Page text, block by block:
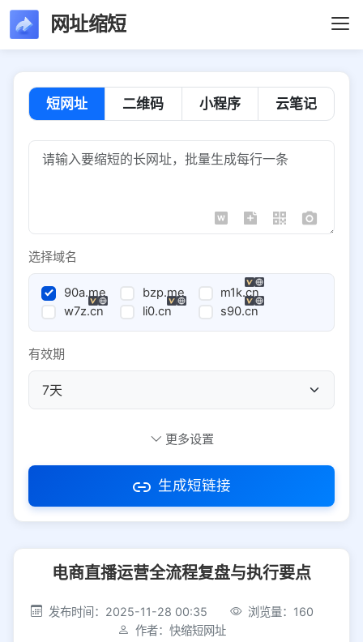
网址缩短
短网址 二维码 小程序 云笔记
选择域名
90a.me bzp.me
m1k.cn
w7z.cn
li0.cn s90.cn
有效期
访问密码
社交平台 电商平台
更多设置
生成短链接
电商直播运营全流程复盘与执行要点
发布时间：2025-11-28 00:35
浏览量：160
作者：快缩短网址